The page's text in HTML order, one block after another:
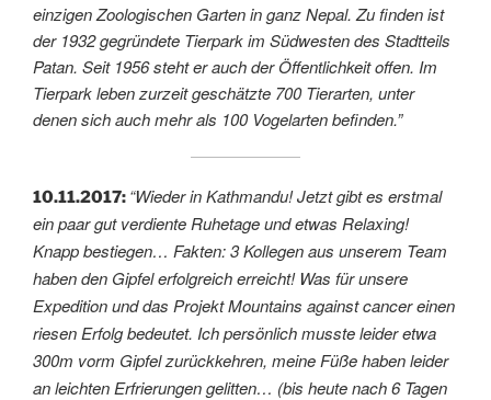
einzigen Zoologischen Garten in ganz Nepal. Zu finden ist
der 1932 gegründete Tierpark im Südwesten des Stadtteils
Patan. Seit 1956 steht er auch der Öffentlichkeit offen. Im
Tierpark leben zurzeit geschätzte 700 Tierarten, unter
denen sich auch mehr als 100 Vogelarten befinden.”
10.11.2017: “Wieder in Kathmandu! Jetzt gibt es erstmal
ein paar gut verdiente Ruhetage und etwas Relaxing!
Knapp bestiegen… Fakten: 3 Kollegen aus unserem Team
haben den Gipfel erfolgreich erreicht! Was für unsere
Expedition und das Projekt Mountains against cancer einen
riesen Erfolg bedeutet. Ich persönlich musste leider etwa
300m vorm Gipfel zurückkehren, meine Füße haben leider
an leichten Erfrierungen gelitten… (bis heute nach 6 Tagen